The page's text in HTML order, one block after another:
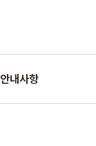
안내사항